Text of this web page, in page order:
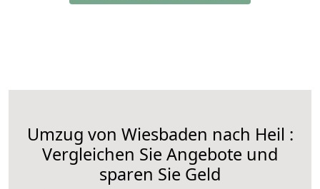
Umzug von Wiesbaden nach Heil :
Vergleichen Sie Angebote und
sparen Sie Geld